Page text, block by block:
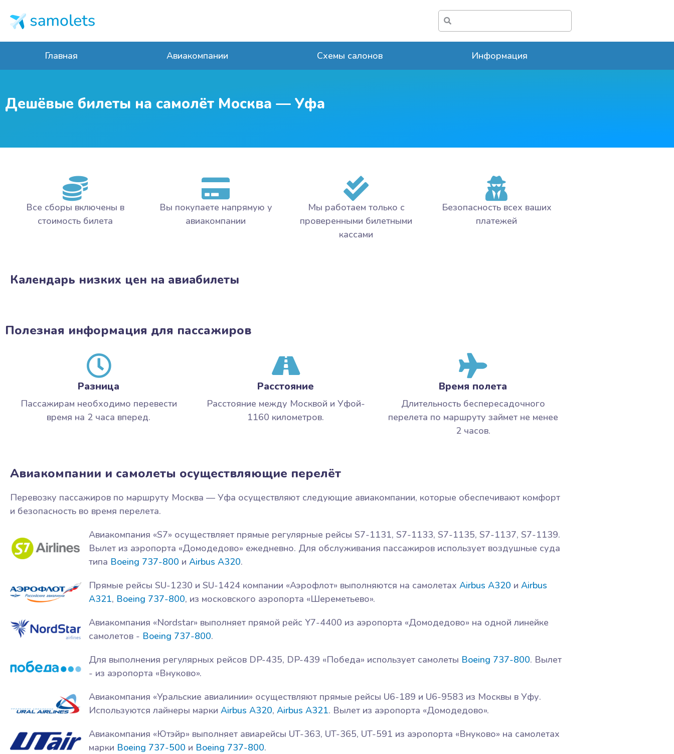
Главная Авиакомпании Схемы салонов Информация
Дешёвые билеты на самолёт Москва — Уфа
Все сборы включены в
стоимость билета
Вы покупаете напрямую у
авиакомпании
Мы работаем только с
проверенными билетными
кассами
Безопасность всех ваших
платежей
Календарь низких цен на авиабилеты
Полезная информация для пассажиров
Разница
Пассажирам необходимо перевести
время на 2 часа вперед.
Расстояние
Расстояние между Москвой и Уфой-
1160 километров.
Время полета
Длительность беспересадочного
перелета по маршруту займет не менее
2 часов.
Авиакомпании и самолеты осуществляющие перелёт
Перевозку пассажиров по маршруту Москва — Уфа осуществляют следующие авиакомпании, которые обеспечивают комфорт
и безопасность во время перелета.
Авиакомпания «S7» осуществляет прямые регулярные рейсы S7-1131, S7-1133, S7-1135, S7-1137, S7-1139.
Вылет из аэропорта «Домодедово» ежедневно. Для обслуживания пассажиров использует воздушные суда
типа Boeing 737-800 и Airbus A320.
Прямые рейсы SU-1230 и SU-1424 компании «Аэрофлот» выполняются на самолетах Airbus A320 и Airbus
A321, Boeing 737-800, из московского аэропорта «Шереметьево».
Авиакомпания «Nordstar» выполняет прямой рейс Y7-4400 из аэропорта «Домодедово» на одной линейке
самолетов - Boeing 737-800.
Для выполнения регулярных рейсов DP-435, DP-439 «Победа» использует самолеты Boeing 737-800. Вылет
- из аэропорта «Внуково».
Авиакомпания «Уральские авиалинии» осуществляют прямые рейсы U6-189 и U6-9583 из Москвы в Уфу.
Используются лайнеры марки Airbus А320, Airbus А321. Вылет из аэропорта «Домодедово».
Авиакомпания «Ютэйр» выполняет авиарейсы UT-363, UT-365, UT-591 из аэропорта «Внуково» на самолетах
марки Boeing 737-500 и Boeing 737-800.